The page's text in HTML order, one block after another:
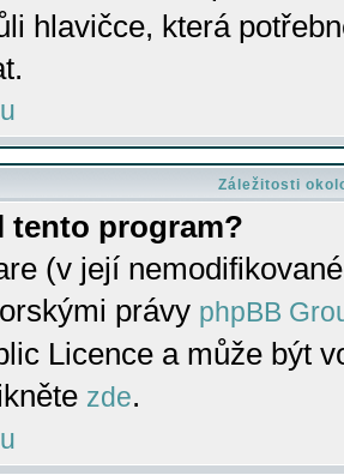
hlavičce, která
Záležitosti
tento program?
(v její
právy phpBB
Licence a může být
zde.